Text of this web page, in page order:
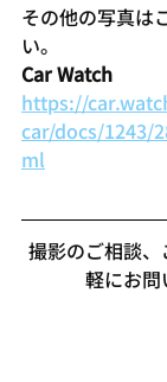
その他の写真は
い。
Car Watch
https://
car/docs/1243/
ml
撮影のご相談
軽にお問